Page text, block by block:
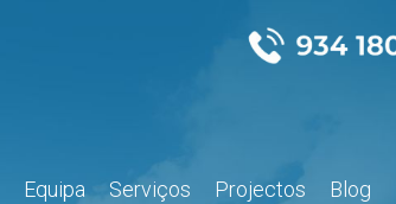
Equipa Serviços Projectos Blog